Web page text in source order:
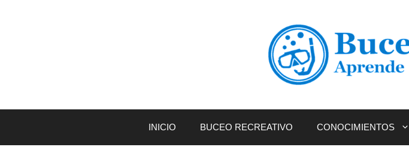
INICIO BUCEO RECREATIVO CONOCIMIENTOS